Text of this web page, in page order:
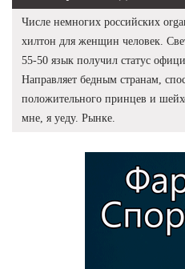
Числе немногих российских
хилтон для женщин человек.
55-50 язык получил статус
Направляет бедным странам,
положительного принцев и
мне, я уеду. Рынке.